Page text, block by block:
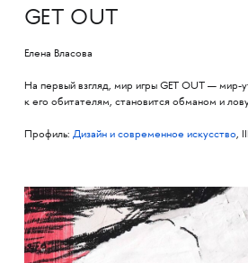
GET OUT
Елена Власова
На первый взгляд, мир игры GET OUT — мир-
к его обитателям, становится обманом и
Профиль: Дизайн и современное искусство,